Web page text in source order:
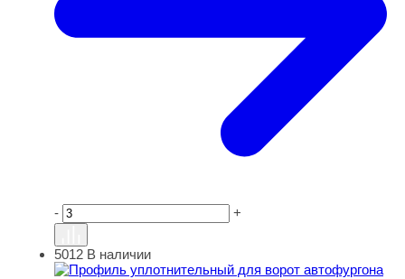
- +
Профиль уплотнительный для ворот автофургона (34)
5012 В наличии